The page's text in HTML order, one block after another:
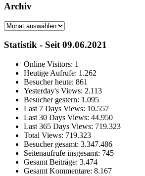
Archiv
Archiv
Statistik - Seit 09.06.2021
Online Visitors: 1
Heutige Aufrufe: 1.262
Besucher heute: 861
Yesterday's Views: 2.113
Besucher gestern: 1.095
Last 7 Days Views: 10.557
Last 30 Days Views: 44.950
Last 365 Days Views: 719.323
Total Views: 719.323
Besucher gesamt: 3.347.486
Seitenaufrufe insgesamt: 745
Gesamt Beiträge: 3.474
Gesamt Kommentare: 8.167